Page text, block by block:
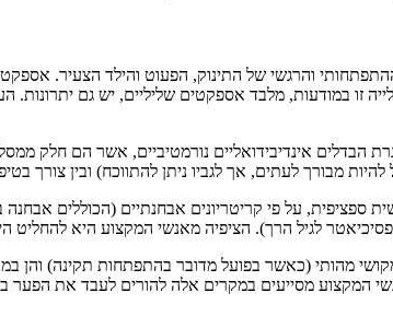
והרגשי של התינוק, הפעוט והילד הצעיר.
זו במודעות, מלבד אספקטים שליליים, יש גם
הבדלים אינדיבידואליים נורמטיביים, אשר הם חלק
מבורך לעתים, אך לגביו ניתן להתווכח) ובין צורך
ספציפית, על פי קריטריונים אבחנתיים (הכוללים
לגיל הרך). הציפיה מאנשי המקצוע היא
מהותי (כאשר בפועל מדובר בהתפתחות תקינה) והן
המקצוע מסייעים במקרים אלה להורים לעבד את הפער